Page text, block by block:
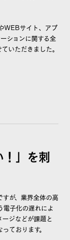
WEBサイト、アプ
ションに関する全
いただきました。
」を刺
が、業界全体の高
子化の遅れによ
ジなどが課題と
ております。